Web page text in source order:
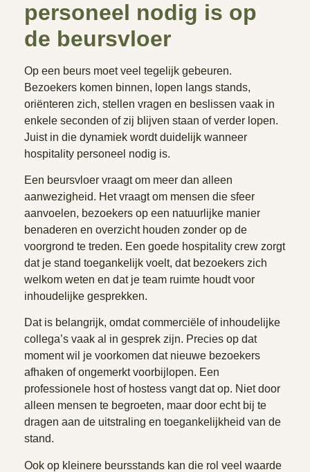
personeel nodig is op
de beursvloer
Op een beurs moet veel tegelijk gebeuren.
Bezoekers komen binnen, lopen langs stands,
oriënteren zich, stellen vragen en beslissen vaak in
enkele seconden of zij blijven staan of verder lopen.
Juist in die dynamiek wordt duidelijk wanneer
hospitality personeel nodig is.
Een beursvloer vraagt om meer dan alleen
aanwezigheid. Het vraagt om mensen die sfeer
aanvoelen, bezoekers op een natuurlijke manier
benaderen en overzicht houden zonder op de
voorgrond te treden. Een goede hospitality crew zorgt
dat je stand toegankelijk voelt, dat bezoekers zich
welkom weten en dat je team ruimte houdt voor
inhoudelijke gesprekken.
Dat is belangrijk, omdat commerciële of inhoudelijke
collega’s vaak al in gesprek zijn. Precies op dat
moment wil je voorkomen dat nieuwe bezoekers
afhaken of ongemerkt voorbijlopen. Een
professionele host of hostess vangt dat op. Niet door
alleen mensen te begroeten, maar door echt bij te
dragen aan de uitstraling en toegankelijkheid van de
stand.
Ook op kleinere beursstands kan die rol veel waarde